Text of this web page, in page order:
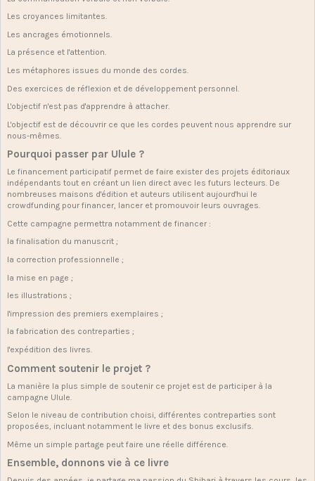
Les croyances limitantes.
Les ancrages émotionnels.
La présence et l'attention.
Les métaphores issues du monde des cordes.
Des exercices de réflexion et de développement personnel.
L'objectif n'est pas d'apprendre à attacher.
L'objectif est de découvrir ce que les cordes peuvent nous apprendre sur
nous-mêmes.
Pourquoi passer par Ulule ?
Le financement participatif permet de faire exister des projets éditoriaux
indépendants tout en créant un lien direct avec les futurs lecteurs. De
nombreuses maisons d'édition et auteurs utilisent aujourd'hui le
crowdfunding pour financer, lancer et promouvoir leurs ouvrages.
Cette campagne permettra notamment de financer :
la finalisation du manuscrit ;
la correction professionnelle ;
la mise en page ;
les illustrations ;
l'impression des premiers exemplaires ;
la fabrication des contreparties ;
l'expédition des livres.
Comment soutenir le projet ?
La manière la plus simple de soutenir ce projet est de participer à la
campagne Ulule.
Selon le niveau de contribution choisi, différentes contreparties sont
proposées, incluant notamment le livre et des bonus exclusifs.
Même un simple partage peut faire une réelle différence.
Ensemble, donnons vie à ce livre